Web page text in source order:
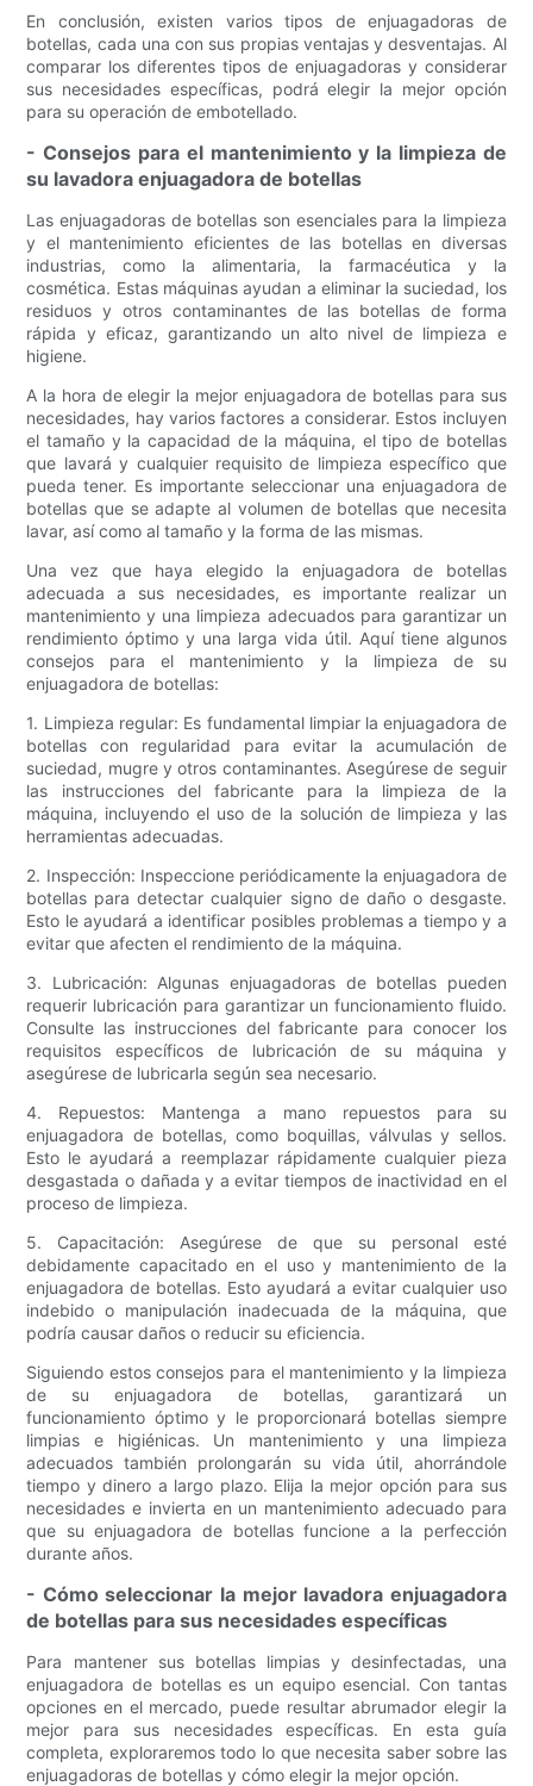
En conclusión, existen varios tipos de enjuagadoras de
botellas, cada una con sus propias ventajas y desventajas. Al
comparar los diferentes tipos de enjuagadoras y considerar
sus necesidades específicas, podrá elegir la mejor opción
para su operación de embotellado.
- Consejos para el mantenimiento y la limpieza de
su lavadora enjuagadora de botellas
Las enjuagadoras de botellas son esenciales para la limpieza
y el mantenimiento eficientes de las botellas en diversas
industrias, como la alimentaria, la farmacéutica y la
cosmética. Estas máquinas ayudan a eliminar la suciedad, los
residuos y otros contaminantes de las botellas de forma
rápida y eficaz, garantizando un alto nivel de limpieza e
higiene.
A la hora de elegir la mejor enjuagadora de botellas para sus
necesidades, hay varios factores a considerar. Estos incluyen
el tamaño y la capacidad de la máquina, el tipo de botellas
que lavará y cualquier requisito de limpieza específico que
pueda tener. Es importante seleccionar una enjuagadora de
botellas que se adapte al volumen de botellas que necesita
lavar, así como al tamaño y la forma de las mismas.
Una vez que haya elegido la enjuagadora de botellas
adecuada a sus necesidades, es importante realizar un
mantenimiento y una limpieza adecuados para garantizar un
rendimiento óptimo y una larga vida útil. Aquí tiene algunos
consejos para el mantenimiento y la limpieza de su
enjuagadora de botellas:
1. Limpieza regular: Es fundamental limpiar la enjuagadora de
botellas con regularidad para evitar la acumulación de
suciedad, mugre y otros contaminantes. Asegúrese de seguir
las instrucciones del fabricante para la limpieza de la
máquina, incluyendo el uso de la solución de limpieza y las
herramientas adecuadas.
2. Inspección: Inspeccione periódicamente la enjuagadora de
botellas para detectar cualquier signo de daño o desgaste.
Esto le ayudará a identificar posibles problemas a tiempo y a
evitar que afecten el rendimiento de la máquina.
3. Lubricación: Algunas enjuagadoras de botellas pueden
requerir lubricación para garantizar un funcionamiento fluido.
Consulte las instrucciones del fabricante para conocer los
requisitos específicos de lubricación de su máquina y
asegúrese de lubricarla según sea necesario.
4. Repuestos: Mantenga a mano repuestos para su
enjuagadora de botellas, como boquillas, válvulas y sellos.
Esto le ayudará a reemplazar rápidamente cualquier pieza
desgastada o dañada y a evitar tiempos de inactividad en el
proceso de limpieza.
5. Capacitación: Asegúrese de que su personal esté
debidamente capacitado en el uso y mantenimiento de la
enjuagadora de botellas. Esto ayudará a evitar cualquier uso
indebido o manipulación inadecuada de la máquina, que
podría causar daños o reducir su eficiencia.
Siguiendo estos consejos para el mantenimiento y la limpieza
de su enjuagadora de botellas, garantizará un
funcionamiento óptimo y le proporcionará botellas siempre
limpias e higiénicas. Un mantenimiento y una limpieza
adecuados también prolongarán su vida útil, ahorrándole
tiempo y dinero a largo plazo. Elija la mejor opción para sus
necesidades e invierta en un mantenimiento adecuado para
que su enjuagadora de botellas funcione a la perfección
durante años.
- Cómo seleccionar la mejor lavadora enjuagadora
de botellas para sus necesidades específicas
Para mantener sus botellas limpias y desinfectadas, una
enjuagadora de botellas es un equipo esencial. Con tantas
opciones en el mercado, puede resultar abrumador elegir la
mejor para sus necesidades específicas. En esta guía
completa, exploraremos todo lo que necesita saber sobre las
enjuagadoras de botellas y cómo elegir la mejor opción.